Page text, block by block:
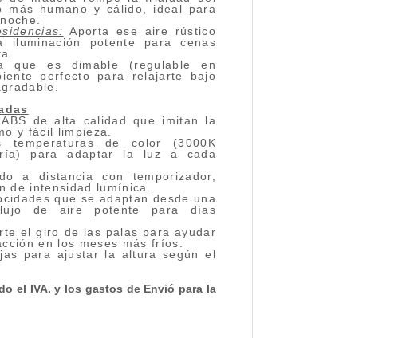
más humano y cálido, ideal para
Aporta ese aire rústico
iluminación potente para cenas
que es dimable (regulable en
perfecto para relajarte bajo
de alta calidad que imitan la
y fácil limpieza.
temperaturas de color (3000K
para adaptar la luz a cada
a distancia con temporizador,
de intensidad lumínica.
que se adaptan desde una
de aire potente para días
el giro de las palas para ayudar
en los meses más fríos.
para ajustar la altura según el
el IVA. y los gastos de Envió para la